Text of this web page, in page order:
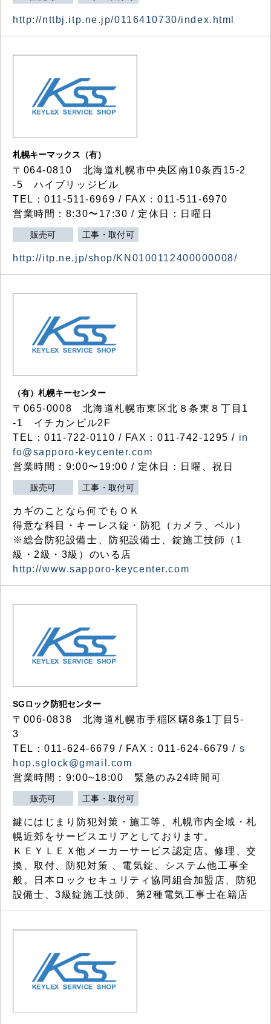
http://nttbj.itp.ne.jp/0116410730/index.html
札幌キーマックス（有）
〒064-0810 北海道札幌市中央区南10条西15-2
-5 ハイブリッジビル
TEL：011-511-6969 / FAX：011-511-6970
営業時間：8:30〜17:30 / 定休日：日曜日
販売可 工事・取付可
http://itp.ne.jp/shop/KN0100112400000008/
（有）札幌キーセンター
〒065-0008 北海道札幌市東区北８条東８丁目1
-1 イチカンビル2F
TEL：011-722-0110 / FAX：011-742-1295 / in
fo@sapporo-keycenter.com
営業時間：9:00〜19:00 / 定休日：日曜、祝日
販売可 工事・取付可
カギのことなら何でもＯＫ
得意な科目・キーレス錠・防犯（カメラ、ベル）
※総合防犯設備士、防犯設備士、錠施工技師（1
級・2級・3級）のいる店
http://www.sapporo-keycenter.com
SGロック防犯センター
〒006-0838 北海道札幌市手稲区曙8条1丁目5-
3
TEL：011-624-6679 / FAX：011-624-6679 / s
hop.sglock@gmail.com
営業時間：9:00~18:00 緊急のみ24時間可
販売可 工事・取付可
鍵にはじまり防犯対策・施工等、札幌市内全域・札
幌近郊をサービスエリアとしております。
ＫＥＹＬＥＸ他メーカーサービス認定店。修理、交
換、取付、防犯対策 、電気錠、システム他工事全
般。日本ロックセキュリティ協同組合加盟店、防犯
設備士、3級錠施工技師、第2種電気工事士在籍店